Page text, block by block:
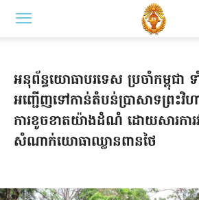
អនុព័ន្ធយោធាបរទេស ប្រចាំកម្ពុជា
អញ្ជើញទៅកាន់តំបន់ប្រាសាទព្រះវិហ
ការខូចខាតយ៉ាងដំណំ ដោយសារការ
សំណាក់យោធាឈ្លានពានថៃ